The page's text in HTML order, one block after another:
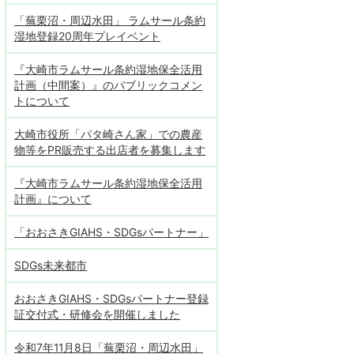
「蕪栗沼・周辺水田」 ラムサール条約
湿地登録20周年プレイベント
『大崎市ラムサール条約湿地保全活用
計画（中間案）』のパブリックコメン
トについて
大崎市役所「パタ崎さん家」での農産
物等をPR販売する出店者を募集します
『大崎市ラムサール条約湿地保全活用
計画』について
「おおさきGIAHS・SDGsパートナー」
SDGs未来都市
おおさきGIAHS・SDGsパートナー登録
証交付式・研修会を開催しました
令和7年11月8日「蕪栗沼・周辺水田」